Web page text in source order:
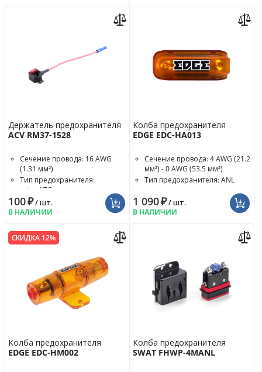
Держатель предохранителя
ACV RM37-1528
Сечение провода: 16 AWG
(1.31 мм²)
Тип предохранителя:
microATC
100₽/ шт.
В НАЛИЧИИ
Колба предохранителя
EDGE EDC-HA013
Сечение провода: 4 AWG (21.2
мм²) - 0 AWG (53.5 мм²)
Тип предохранителя: ANL
1 090₽/ шт.
В НАЛИЧИИ
СКИДКА 12%
Колба предохранителя
EDGE EDC-HM002
Колба предохранителя
SWAT FHWP-4MANL